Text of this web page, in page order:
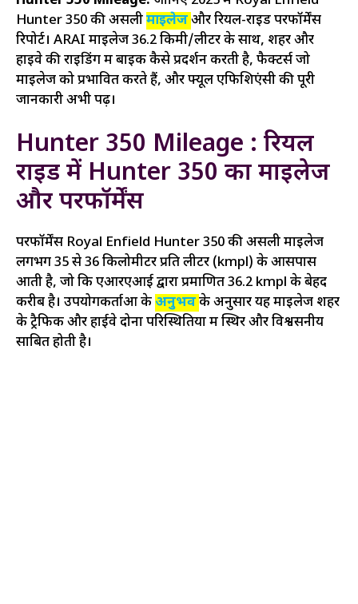
Hunter 350 की असलीमाइलेजऔर रियल-राइड परफॉर्मेंस
रिपोर्ट। ARAI माइलेज 36.2 किमी/लीटर के साथ, शहर और
हाइवे की राइडिंग में बाइक कैसे प्रदर्शन करती है, फैक्टर्स जो
माइलेज को प्रभावित करते हैं, और फ्यूल एफिशिएंसी की पूरी
जानकारी अभी पढ़ें।
Hunter 350 Mileage : रियल
राइड में Hunter 350 का माइलेज
और परफॉर्मेंस
परफॉर्मेंस Royal Enfield Hunter 350 की असली माइलेज
लगभग 35 से 36 किलोमीटर प्रति लीटर (kmpl) के आसपास
आती है, जो कि एआरएआई द्वारा प्रमाणित 36.2 kmpl के बेहद
करीब है। उपयोगकर्ताओं केअनुभवके अनुसार यह माइलेज शहर
के ट्रैफिक और हाईवे दोनों परिस्थितियों में स्थिर और विश्वसनीय
साबित होती है।